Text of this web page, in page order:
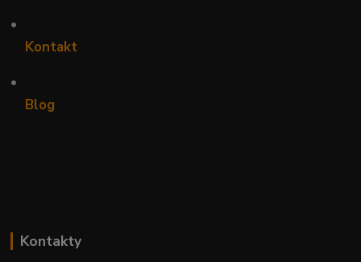
•
Kontakt
•
Blog
Kontakty